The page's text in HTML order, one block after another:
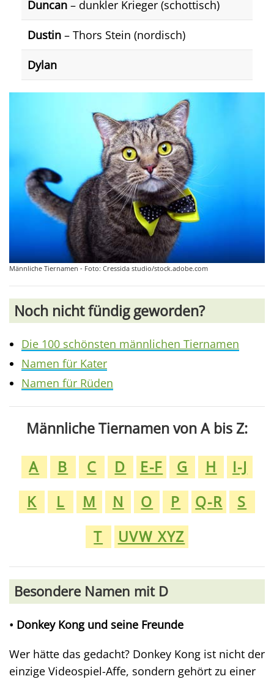
Duncan – dunkler Krieger (schottisch)
Dustin – Thors Stein (nordisch)
Dylan
Männliche Tiernamen - Foto: Cressida studio/stock.adobe.com
Noch nicht fündig geworden?
Die 100 schönsten männlichen Tiernamen
Namen für Kater
Namen für Rüden
Männliche Tiernamen von A bis Z:
A
B C D E-F G H
I-J
K
L M N O P Q-R
S
T
UVW XYZ
Besondere Namen mit D
• Donkey Kong und seine Freunde
Wer hätte das gedacht? Donkey Kong ist nicht der
einzige Videospiel-Affe, sondern gehört zu einer